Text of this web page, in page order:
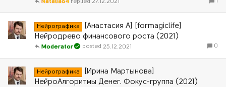
27.12.2021
Natalia64
Нейрографика
[Анастасия А] [formagiclife]
Нейродрево финансового роста (2021)
0
25.12.2021
Moderator
Нейрографика
[Ирина Мартынова]
НейроАлгоритмы Денег. Фокус-группа (2021)